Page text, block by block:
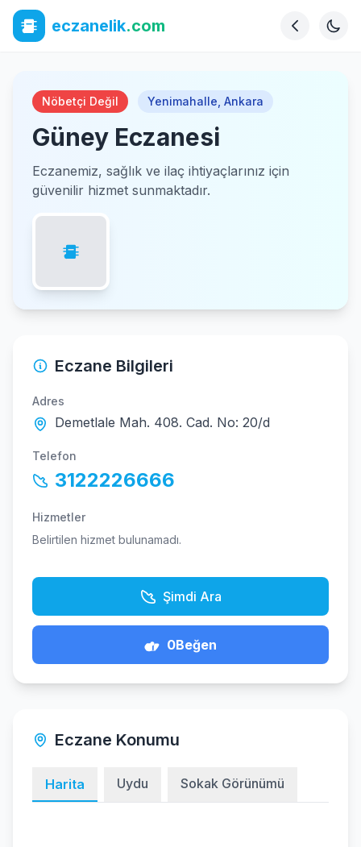
eczanelik.com
Nöbetçi Değil Yenimahalle Ankara
Güney Eczanesi
Eczanemiz, sağlık ve ilaç ihtiyaçlarınız için
güvenilir hizmet sunmaktadır.
Eczane Bilgileri
Adres
Demetlale Mah. 408. Cad. No: 20/d
Telefon
3122226666
Hizmetler
Belirtilen hizmet bulunamadı.
Şimdi Ara
0Beğen
Eczane Konumu
Harita Uydu Sokak Görünümü